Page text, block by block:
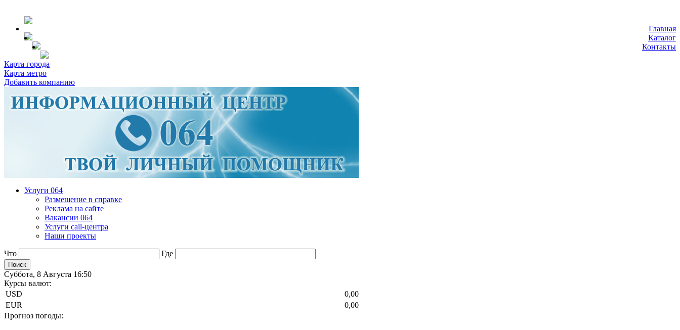
Главная
Каталог
Контакты
Карта города
Карта метро
Добавить компанию
Услуги 064
Размещение в справке
Реклама на сайте
Вакансии 064
Услуги call-центра
Наши проекты
Что Где
Суббота, 8 Августа 16:50
Курсы валют:
USD
0,00
EUR
0,00
Прогноз погоды: